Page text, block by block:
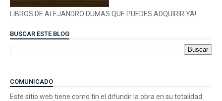
LIBROS DE ALEJANDRO DUMAS QUE PUEDES ADQUIRIR YA!
BUSCAR ESTE BLOG
COMUNICADO
Este sitio web tiene como fin el difundir la obra en su totalidad